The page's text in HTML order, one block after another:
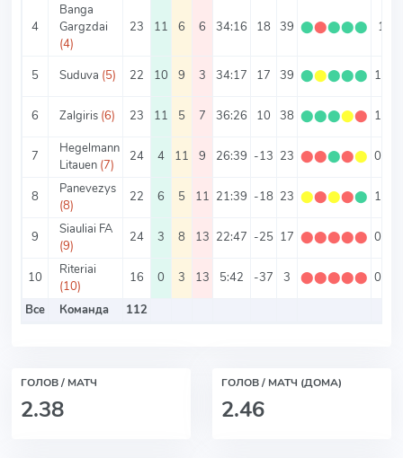
4
Banga
Gargzdai
(4)
23 11 6 6 34:16 18 39 ⬤⬤⬤⬤⬤ 1.7
5 Suduva (5) 22 10 9 3 34:17 17 39 ⬤⬤⬤⬤⬤ 1.77
6 Zalgiris (6) 23 11 5 7 36:26 10 38 ⬤⬤⬤⬤⬤ 1.65
7
Hegelmann
Litauen (7)
24 4 11 9 26:39 -13 23 ⬤⬤⬤⬤⬤ 0.96
8
Panevezys
(8)
22 6 5 11 21:39 -18 23 ⬤⬤⬤⬤⬤ 1.05
9
Siauliai FA
(9)
24 3 8 13 22:47 -25 17 ⬤⬤⬤⬤⬤ 0.71
10
Riteriai
(10)
16 0 3 13 5:42 -37 3 ⬤⬤⬤⬤⬤ 0.19
Все
Команда 112
ГОЛОВ / МАТЧ
2.38
ГОЛОВ / МАТЧ (ДОМА)
2.46